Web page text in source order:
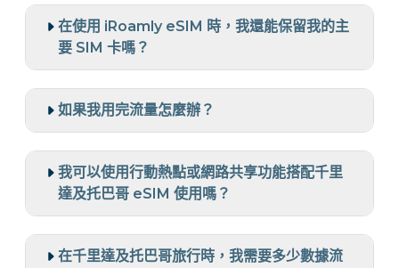
在使用 iRoamly eSIM 時，我還能保留我的主
要 SIM 卡嗎？
如果我用完流量怎麼辦？
我可以使用行動熱點或網路共享功能搭配千里
達及托巴哥 eSIM 使用嗎？
在千里達及托巴哥旅行時，我需要多少數據流